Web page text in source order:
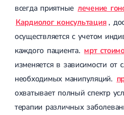
Киста щитовидной железы
Метаболический синдром
Надпочечниковая
Реабилитация
Реабилитация
Реабилитация
всегда приятные лечение
Кардиолог консультация ,
осуществляется с учетом
каждого пациента. мрт
изменяется в зависимости от
необходимых манипуляций.
охватывает полный спектр
терапии различных